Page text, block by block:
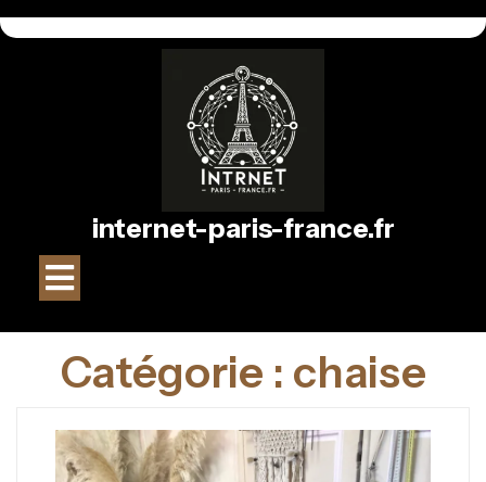
au
internet-paris-france.fr
Ouvrir
Catégorie : chaise